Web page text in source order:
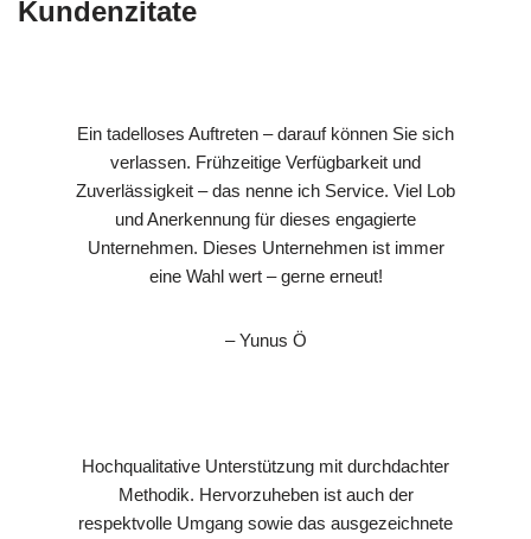
Kundenzitate
Ein tadelloses Auftreten – darauf können Sie sich
verlassen. Frühzeitige Verfügbarkeit und
Zuverlässigkeit – das nenne ich Service. Viel Lob
und Anerkennung für dieses engagierte
Unternehmen. Dieses Unternehmen ist immer
eine Wahl wert – gerne erneut!
– Yunus Ö
Hochqualitative Unterstützung mit durchdachter
Methodik. Hervorzuheben ist auch der
respektvolle Umgang sowie das ausgezeichnete